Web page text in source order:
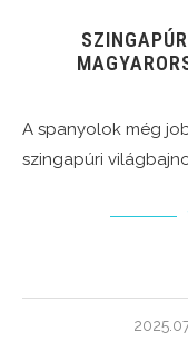
A spanyolok még
szingapúri